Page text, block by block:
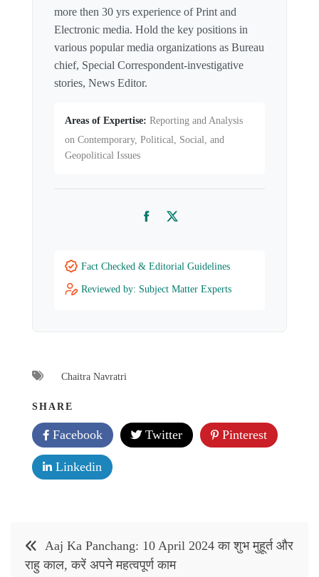
more then 30 yrs experience of Print and
Electronic media. Hold the key positions in
various popular media organizations as Bureau
chief, Special Correspondent-investigative
stories, News Editor.
Areas of Expertise: Reporting and Analysis
on Contemporary, Political, Social, and
Geopolitical Issues
FacebookTwitter
Fact Checked & Editorial Guidelines
Reviewed by: Subject Matter Experts
Chaitra Navratri
SHARE
Facebook Twitter Pinterest
Linkedin
Post
navigation
Aaj Ka Panchang: 10 April 2024 का शुभ मुहूर्त और
राहु काल, करें अपने महत्वपूर्ण काम